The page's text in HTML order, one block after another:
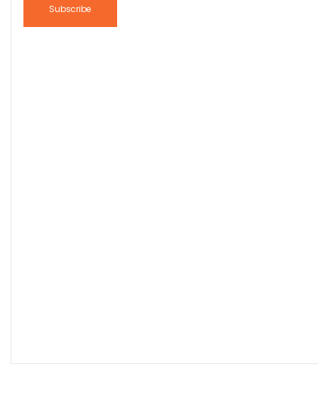
Subscribe